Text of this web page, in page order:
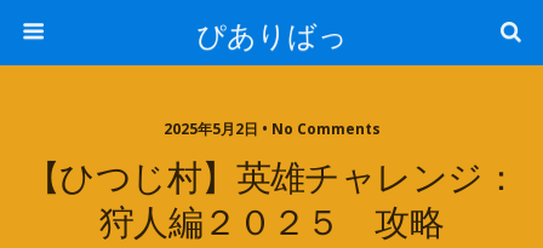
ぴありばっ
2025年5月2日 • No Comments
【ひつじ村】英雄チャレンジ：
狩人編２０２５ 攻略